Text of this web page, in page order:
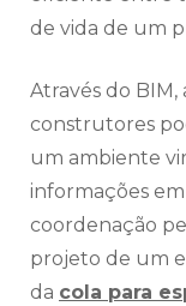
de vida de um
Através do
construtores
um ambiente
informações
coordenação
projeto de um
da cola para